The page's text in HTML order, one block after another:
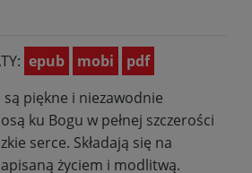
epub mobi
pdf
są piękne i niezawodnie
ku Bogu w pełnej szczerości
serce. Składają się na
życiem i modlitwą.